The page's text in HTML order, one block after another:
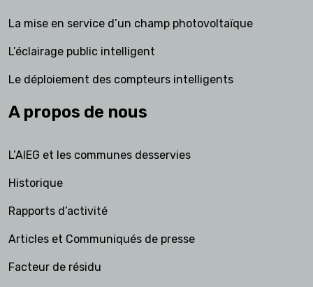
La mise en service d’un champ photovoltaïque
L’éclairage public intelligent
Le déploiement des compteurs intelligents
A propos de nous
L’AIEG et les communes desservies
Historique
Rapports d’activité
Articles et Communiqués de presse
Facteur de résidu